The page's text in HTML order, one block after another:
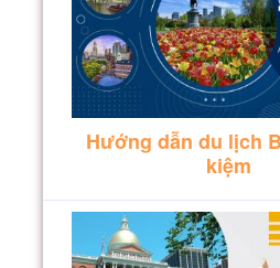
Hướng dẫn du lịch
kiệm